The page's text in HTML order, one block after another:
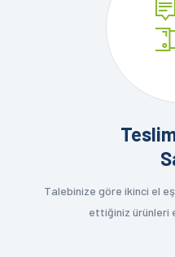
Talebinize göre ikinci el
ettiğiniz ürünleri